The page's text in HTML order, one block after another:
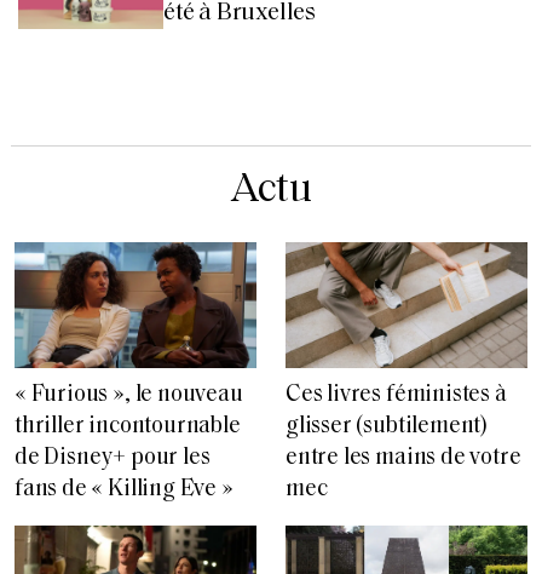
été à Bruxelles
Actu
« Furious », le nouveau
thriller incontournable
de Disney+ pour les
fans de « Killing Eve »
Ces livres féministes à
glisser (subtilement)
entre les mains de votre
mec